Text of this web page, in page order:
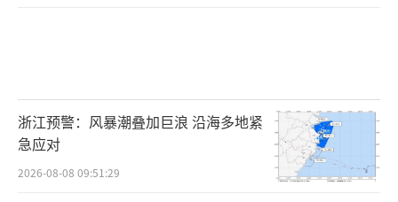
浙江预警：风暴潮叠加巨浪 沿海多地紧
急应对
2026-08-08 09:51:29